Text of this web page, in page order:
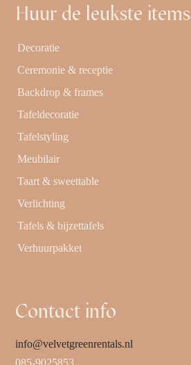
Huur de leukste items
Decoratie
Ceremonie & receptie
Backdrop & frames
Tafeldecoratie
Tafelstyling
Meubilair
Taart & sweettable
Verlichting
Tafels & bijzettafels
Verhuurpakket
Contact info
info@velvetgreenrentals.nl